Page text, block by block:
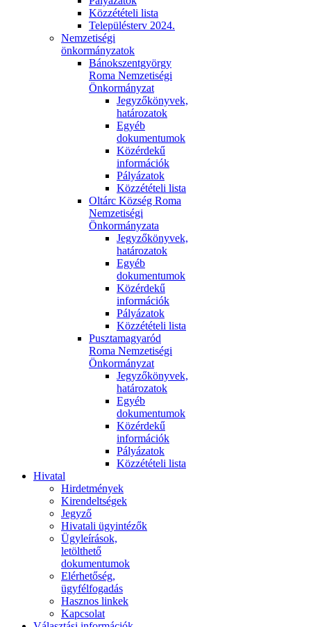
Közzétételi lista
Településterv 2024.
Nemzetiségi
önkormányzatok
Bánokszentgyörgy
Roma Nemzetiségi
Önkormányzat
Jegyzőkönyvek,
határozatok
Egyéb
dokumentumok
Közérdekű
információk
Pályázatok
Közzétételi lista
Oltárc Község Roma
Nemzetiségi
Önkormányzata
Jegyzőkönyvek,
határozatok
Egyéb
dokumentumok
Közérdekű
információk
Pályázatok
Közzétételi lista
Pusztamagyaród
Roma Nemzetiségi
Önkormányzat
Jegyzőkönyvek,
határozatok
Egyéb
dokumentumok
Közérdekű
információk
Pályázatok
Közzétételi lista
Hivatal
Hirdetmények
Kirendeltségek
Jegyző
Hivatali ügyintézők
Ügyleírások,
letölthető
dokumentumok
Elérhetőség,
ügyfélfogadás
Hasznos linkek
Kapcsolat